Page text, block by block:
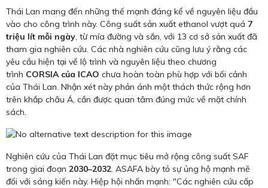
Thái Lan mang đến những thế mạnh đáng kể về nguyên liệu đầu
vào cho công trình này. Công suất sản xuất ethanol vượt quá 7
triệu lít mỗi ngày, từ mía đường và sắn, với 13 cơ sở sản xuất đã
tham gia nghiên cứu. Các nhà nghiên cứu cũng lưu ý rằng các
yêu cầu hiện tại về lộ trình và nguyên liệu theo chương
trình CORSIA của ICAO chưa hoàn toàn phù hợp với bối cảnh
của Thái Lan. Nhận xét này phản ánh một thách thức rộng hơn
trên khắp châu Á, cần được quan tâm đúng mức về mặt chính
sách.
Nghiên cứu của Thái Lan đặt mục tiêu mở rộng công suất SAF
trong giai đoạn 2030–2032. ASAFA bày tỏ sự ủng hộ mạnh mẽ
đối với sáng kiến này. Hiệp hội nhấn mạnh: "Các nghiên cứu cấp